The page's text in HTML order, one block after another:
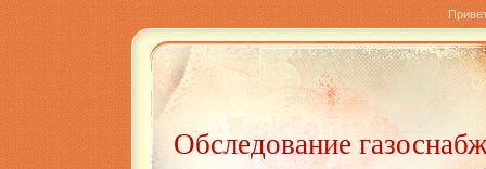
Обследование